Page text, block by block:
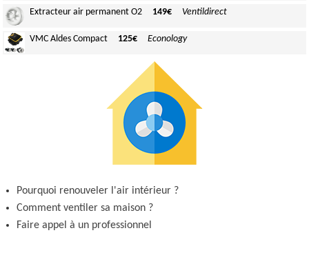
Extracteur air permanent O2 149€ Ventildirect
VMC Aldes Compact 125€ Econology
Pourquoi renouveler l'air intérieur ?
Comment ventiler sa maison ?
Faire appel à un professionnel